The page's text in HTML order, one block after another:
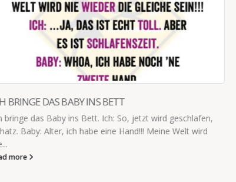
SIE SPRACH UND AUF ENGLISCH AN
Tochter (9) kommt entsetzt aus der Schule: „Die neue
Lehrerin kam einfach rein und sprach uns auf
read more